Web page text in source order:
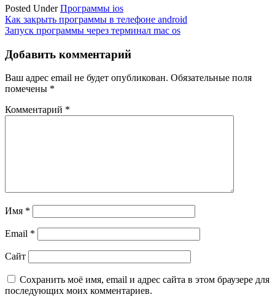
Posted UnderПрограммы ios
Навигация
по
записям
Как закрыть программы в телефоне android
Запуск программы через терминал mac os
Добавить комментарий
Ваш адрес email не будет опубликован. Обязательные поля
помечены *
Комментарий *
Имя *
Email *
Сайт
Сохранить моё имя, email и адрес сайта в этом браузере для
последующих моих комментариев.